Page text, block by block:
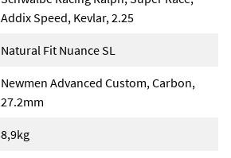
Addix Speed, Kevlar, 2.25
Natural Fit Nuance SL
Newmen Advanced Custom, Carbon,
27.2mm
8,9kg